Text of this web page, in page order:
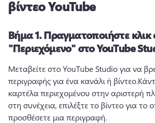
βίντεο YouTube
Βήμα 1.Πραγματοποιήστε κλικ
"Περιεχόμενο" στο YouTube
Μεταβείτε στο YouTube Studio για να
περιγραφής για ένα κανάλι ή βίντεο.
καρτέλα περιεχομένου στην αριστερή
στη συνέχεια, επιλέξτε το βίντεο για το
προσθέσετε μια περιγραφή.